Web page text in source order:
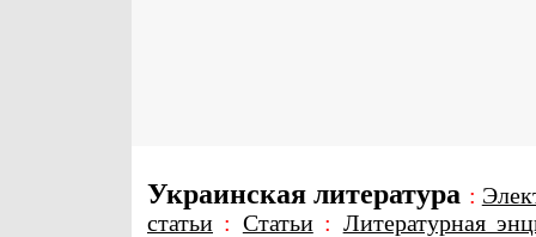
Украинская литература :
статьи : Статьи: Литературная